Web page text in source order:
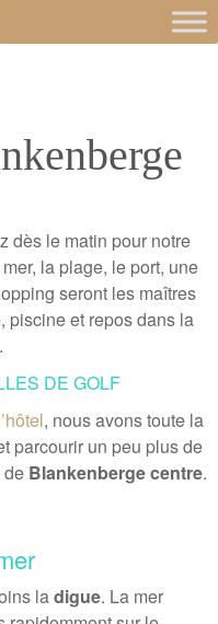
dès le matin pour notre
la plage, le port, une
seront les maîtres
piscine et repos dans la
DE GOLF
, nous avons toute la
parcourir un peu plus de
de Blankenberge centre.
ladigue. La mer